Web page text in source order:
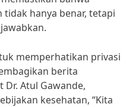
hanya benar, tetapi
memperhatikan privasi
berita
Atul Gawande,
kesehatan, “Kita